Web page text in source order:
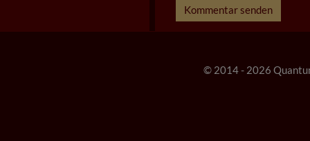
Kommentar senden
© 2014 - 2026